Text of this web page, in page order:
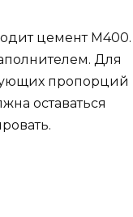
цемент М400.
Для
пропорций
оставаться